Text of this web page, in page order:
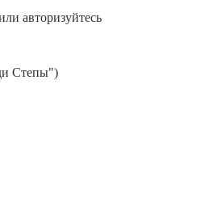
авторизуйтесь
Степы")